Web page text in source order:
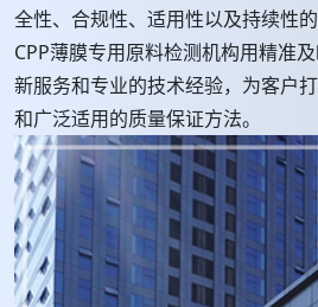
全性、合规性、适用性以及持续性
CPP薄膜专用原料检测机构用精准
新服务和专业的技术经验，为客户
和广泛适用的质量保证方法。